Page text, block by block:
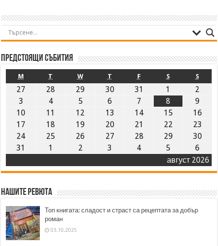
Предстоящи събития
август 2026
M T W T F S S
27 28 29 30 31 1
2
3
4 5 6 7 8
9
10
11 12 13 14 15
16
17
18 19 20 21 22
23
24
25 26 27 28 29
30
31
1 2 3 4 5 6
Нашите ревюта
Топ книгата: сладост и страст са рецептата за добър
роман
03.10.2025